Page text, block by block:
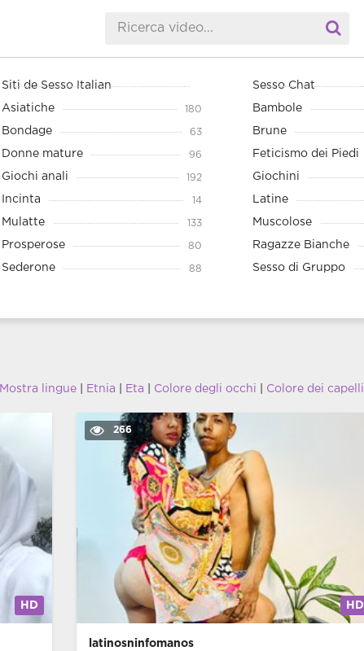
Siti de Sesso Italian Sesso Chat
Asiatiche 180 Bambole
Bondage 63 Brune
Donne mature 96 Feticismo dei Piedi
Giochi anali 192 Giochini
Incinta 14 Latine
Mulatte 133 Muscolose
Prosperose 80 Ragazze Bianche
Sederone 88 Sesso di Gruppo
Mostra lingue Etnia Eta Colore degli occhi Colore dei capelli
HD
266
HD
latinosninfomanos